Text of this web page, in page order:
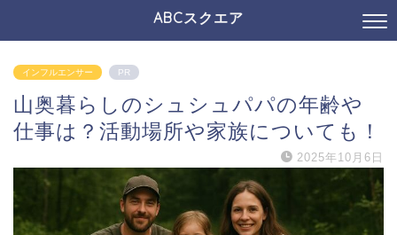
ABCスクエア
インフルエンサー PR
山奥暮らしのシュシュパパの年齢や
仕事は？活動場所や家族についても！
2025年10月6日